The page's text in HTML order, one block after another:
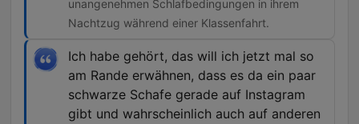
unangenehmen Schlafbedingungen in ihrem
Nachtzug während einer Klassenfahrt.
Ich habe gehört, das will ich jetzt mal so
am Rande erwähnen, dass es da ein paar
schwarze Schafe gerade auf Instagram
gibt und wahrscheinlich auch auf anderen